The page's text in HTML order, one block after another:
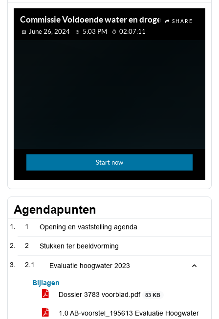
Agendapunten
1 Opening en vaststelling agenda
2 Stukken ter beeldvorming
2.1 Evaluatie hoogwater 2023
Bijlagen
Dossier 3783 voorblad.pdf
83 KB
1.0 AB-voorstel_195613 Evaluatie Hoogwater